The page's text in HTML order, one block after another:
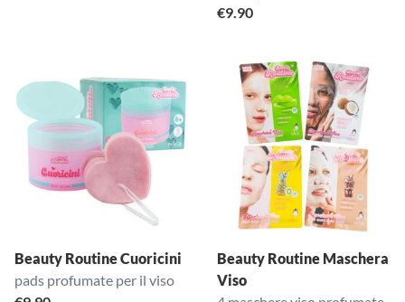
€9.90
Beauty Routine Cuoricini
pads profumate per il viso
Beauty Routine Maschera
Viso